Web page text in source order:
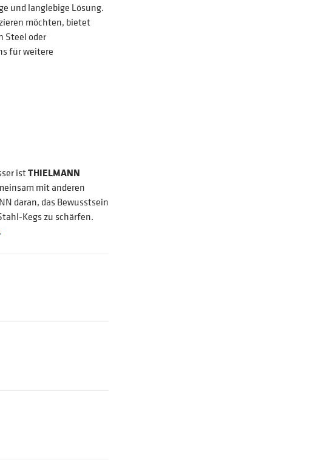
und langlebige Lösung.
möchten, bietet
Steel oder
für weitere
istTHIELMANN
mit anderen
daran, das Bewusstsein
Kegs zu schärfen.